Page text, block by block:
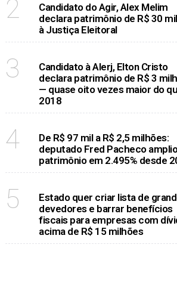
2
Candidato do Agir, Alex Melim
declara patrimônio de R$ 30
à Justiça Eleitoral
3
Candidato à Alerj, Elton Cristo
declara patrimônio de R$ 3
— quase oito vezes maior do
2018
4
De R$ 97 mil a R$ 2,5 milhões:
deputado Fred Pacheco
patrimônio em 2.495% desde
5
Estado quer criar lista de
devedores e barrar benefícios
fiscais para empresas com
acima de R$ 15 milhões